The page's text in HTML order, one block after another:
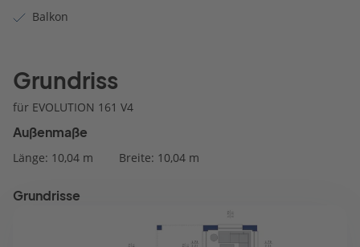
Balkon
Grundriss
für EVOLUTION 161 V4
Außenmaße
Länge: 10,04 m Breite: 10,04 m
Grundrisse